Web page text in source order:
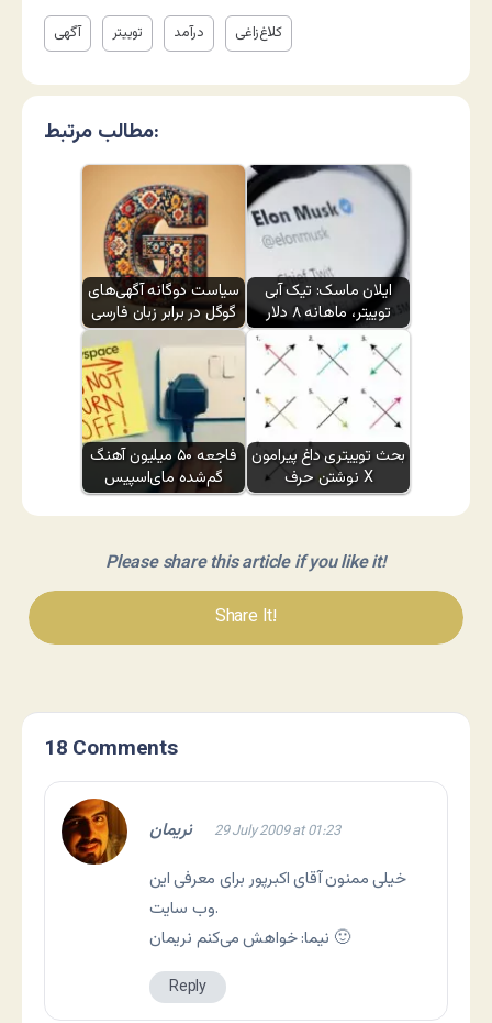
آگهی توییتر درآمد کلاغ‌زاغی
مطالب مرتبط:
سیاست دوگانه آگهی‌های
گوگل در برابر زبان فارسی
ایلان ماسک: تیک آبی
توییتر، ماهانه ۸ دلار
فاجعه ۵۰ میلیون آهنگ
گم‌شده مای‌اسپیس
بحث توییتری داغ پیرامون
نوشتن حرف X
Please share this article if you like it!
Share It!
18 Comments
نريمان 29 July 2009 at 01:23
خیلی ممنون آقای اکبرپور برای معرفی این
وب سایت.
نیما: خواهش می‌کنم نریمان 🙂
Reply